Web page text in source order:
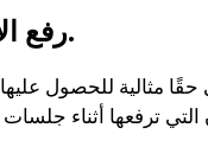
1. رفع الأوزان الثقيلة وتقليل التكرارات.
مثالية للحصول عليها